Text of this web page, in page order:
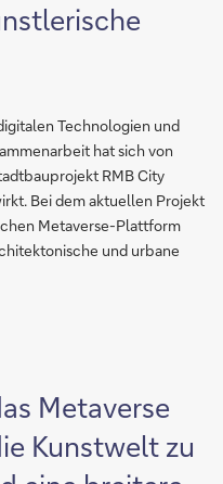
Technologien und
hat sich von
RMB City
Bei dem aktuellen Projekt
Metaverse-Plattform
und urbane
Metaverse
Kunstwelt zu